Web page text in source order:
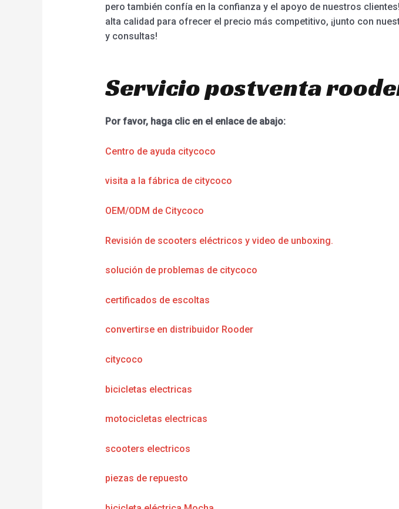
pero también confía en la confianza y el apoyo de nuestros
alta calidad para ofrecer el precio más competitivo, ¡junto con
y consultas!
Servicio postventa
Por favor, haga clic en el enlace de abajo:
Centro de ayuda citycoco
visita a la fábrica de citycoco
OEM/ODM de Citycoco
Revisión de scooters eléctricos y video de unboxing.
solución de problemas de citycoco
certificados de escoltas
convertirse en distribuidor Rooder
citycoco
bicicletas electricas
motocicletas electricas
scooters electricos
piezas de repuesto